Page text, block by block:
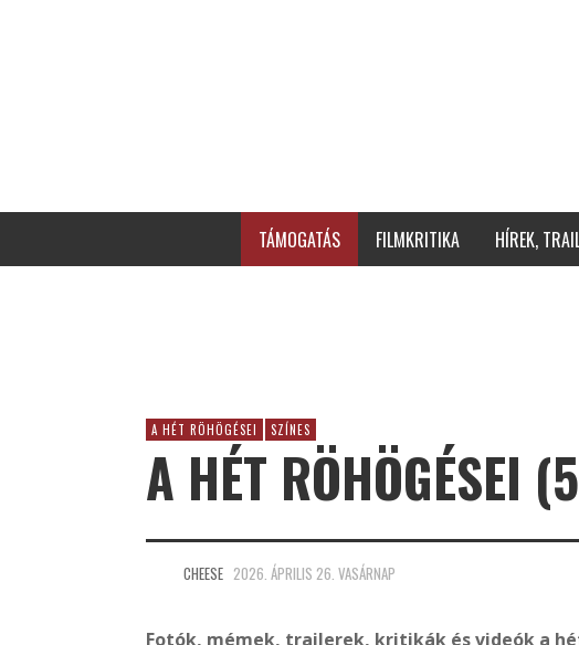
TÁMOGATÁS FILMKRITIKA HÍREK,
A HÉT RÖHÖGÉSEI SZÍNES
A HÉT RÖHÖGÉSEI
CHEESE 2026. ÁPRILIS 26. VASÁRNAP
Fotók, mémek, trailerek, kritikák és videók a